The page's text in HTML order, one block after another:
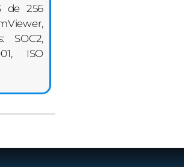
de 256
SOC2,
ISO